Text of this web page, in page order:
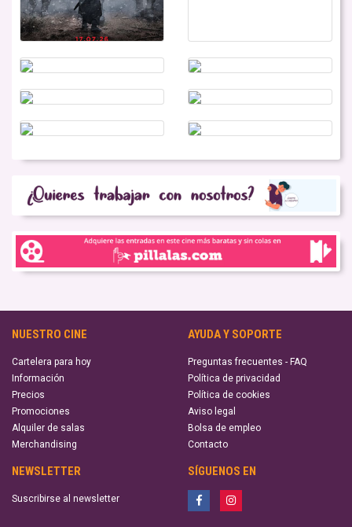
NUESTRO CINE
Cartelera para hoy
Información
Precios
Promociones
Alquiler de salas
Merchandising
AYUDA Y SOPORTE
Preguntas frecuentes - FAQ
Política de privacidad
Política de cookies
Aviso legal
Bolsa de empleo
Contacto
NEWSLETTER
Suscribirse al newsletter
SÍGUENOS EN